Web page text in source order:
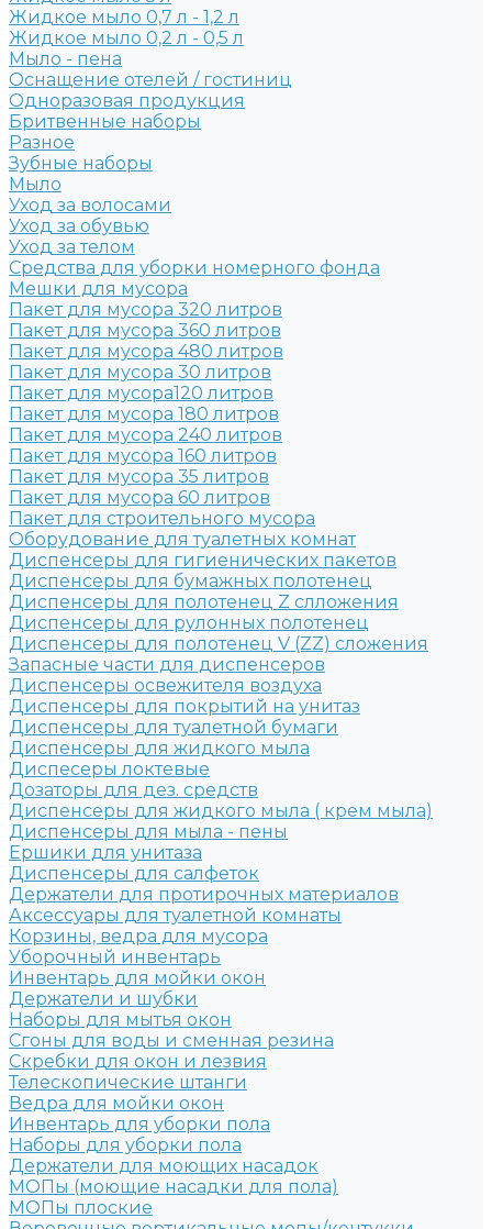
Жидкое мыло 0,7 л - 1,2 л
Жидкое мыло 0,2 л - 0,5 л
Мыло - пена
Оснащение отелей / гостиниц
Одноразовая продукция
Бритвенные наборы
Разное
Зубные наборы
Мыло
Уход за волосами
Уход за обувью
Уход за телом
Средства для уборки номерного фонда
Мешки для мусора
Пакет для мусора 320 литров
Пакет для мусора 360 литров
Пакет для мусора 480 литров
Пакет для мусора 30 литров
Пакет для мусора120 литров
Пакет для мусора 180 литров
Пакет для мусора 240 литров
Пакет для мусора 160 литров
Пакет для мусора 35 литров
Пакет для мусора 60 литров
Пакет для строительного мусора
Оборудование для туалетных комнат
Диспенсеры для гигиенических пакетов
Диспенсеры для бумажных полотенец
Диспенсеры для полотенец Z слложения
Диспенсеры для рулонных полотенец
Диспенсеры для полотенец V (ZZ) сложения
Запасные части для диспенсеров
Диспенсеры освежителя воздуха
Диспенсеры для покрытий на унитаз
Диспенсеры для туалетной бумаги
Диспенсеры для жидкого мыла
Диспесеры локтевые
Дозаторы для дез. средств
Диспенсеры для жидкого мыла ( крем мыла)
Диспенсеры для мыла - пены
Ершики для унитаза
Диспенсеры для салфеток
Держатели для протирочных материалов
Аксессуары для туалетной комнаты
Корзины, ведра для мусора
Уборочный инвентарь
Инвентарь для мойки окон
Держатели и шубки
Наборы для мытья окон
Сгоны для воды и сменная резина
Скребки для окон и лезвия
Телескопические штанги
Ведра для мойки окон
Инвентарь для уборки пола
Наборы для уборки пола
Держатели для моющих насадок
МОПы (моющие насадки для пола)
МОПы плоские